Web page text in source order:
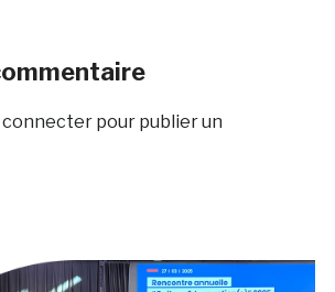
connecterpour publier un